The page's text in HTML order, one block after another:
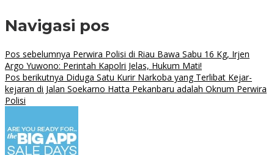
Navigasi pos
Pos sebelumnya Perwira Polisi di Riau Bawa Sabu 16 Kg, Irjen
Argo Yuwono: Perintah Kapolri Jelas, Hukum Mati!
Pos berikutnya Diduga Satu Kurir Narkoba yang Terlibat Kejar-
kejaran di Jalan Soekarno Hatta Pekanbaru adalah Oknum Perwira
Polisi